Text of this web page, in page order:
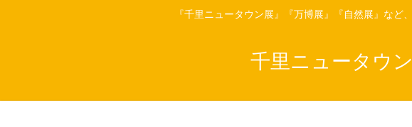
『千里ニュータウン展』『万博展』『自然展』な
千里ニュータウ